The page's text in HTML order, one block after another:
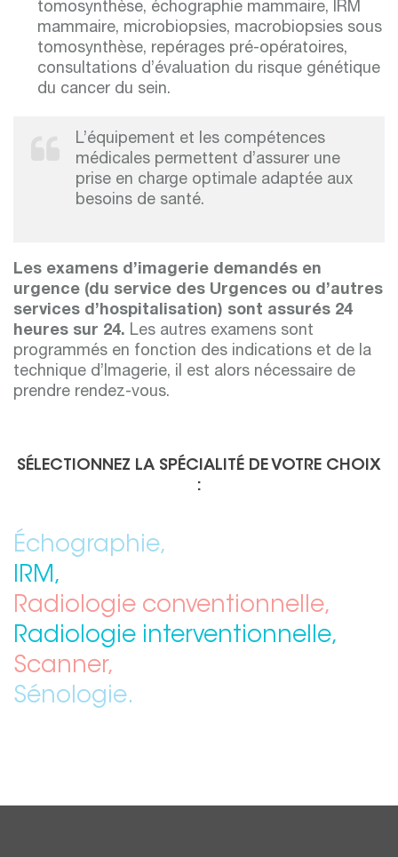
tomosynthèse, échographie mammaire, IRM
mammaire, microbiopsies, macrobiopsies sous
tomosynthèse, repérages pré-opératoires,
consultations d’évaluation du risque génétique
du cancer du sein.
L’équipement et les compétences
médicales permettent d’assurer une
prise en charge optimale adaptée aux
besoins de santé.
Les examens d’imagerie demandés en
urgence (du service des Urgences ou d’autres
services d’hospitalisation) sont assurés 24
heures sur 24. Les autres examens sont
programmés en fonction des indications et de la
technique d’Imagerie, il est alors nécessaire de
prendre rendez-vous.
SÉLECTIONNEZ LA SPÉCIALITÉ DE VOTRE CHOIX
:
Échographie,
IRM,
Radiologie conventionnelle,
Radiologie interventionnelle,
Scanner,
Sénologie.